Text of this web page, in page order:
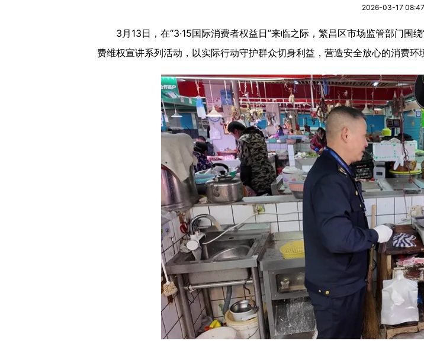
2026-03-17
3月13日，在“3·15国际消费者权益日”来临之际，繁昌区市场监管部门围
费维权宣讲系列活动，以实际行动守护群众切身利益，营造安全放心的消费环